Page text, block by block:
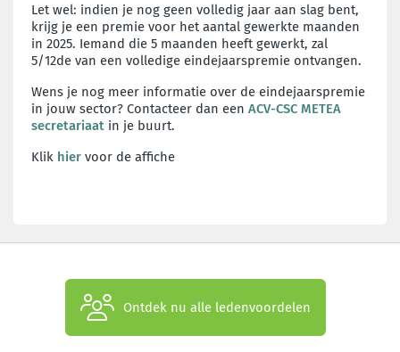
Let wel: indien je nog geen volledig jaar aan slag bent,
krijg je een premie voor het aantal gewerkte maanden
in 2025. Iemand die 5 maanden heeft gewerkt, zal
5/12de van een volledige eindejaarspremie ontvangen.
Wens je nog meer informatie over de eindejaarspremie
in jouw sector? Contacteer dan een ACV-CSC METEA
secretariaat in je buurt.
Klik hier voor de affiche
Ontdek nu alle ledenvoordelen